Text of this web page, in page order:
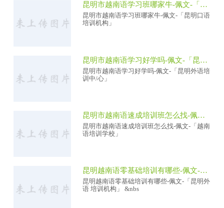
昆明市越南语学习班哪家牛-佩文-「昆明口语培训机构」
昆明市越南语学习班哪家牛-佩文-「昆明口语
培训机构」
昆明市越南语学习好学吗-佩文-「昆明外语培训中/心」
昆明市越南语学习好学吗-佩文-「昆明外语培
训中/心」
昆明市越南语速成培训班怎么找-佩文-「越南语培训学校」
昆明市越南语速成培训班怎么找-佩文-「越南
语培训学校」
昆明越南语零基础培训有哪些-佩文-「昆明外语 培训机构」
昆明越南语零基础培训有哪些-佩文-「昆明外
语 培训机构」 &nbs